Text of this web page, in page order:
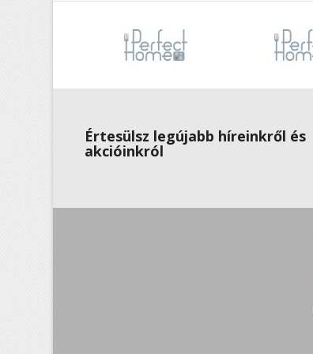
Értesülsz legújabb híreinkről és
akcióinkról